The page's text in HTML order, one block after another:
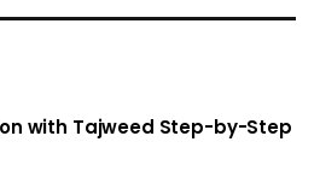
with Tajweed Step-by-Step